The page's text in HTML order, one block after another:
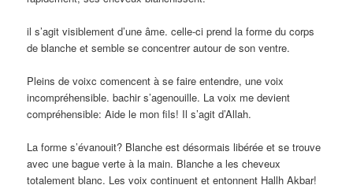
il s’agit visiblement d’une âme. celle-ci prend la forme du corps
de blanche et semble se concentrer autour de son ventre.
Pleins de voixc comencent à se faire entendre, une voix
incompréhensible. bachir s’agenouille. La voix me devient
compréhensible: Aide le mon fils! Il s’agit d’Allah.
La forme s’évanouit? Blanche est désormais libérée et se trouve
avec une bague verte à la main. Blanche a les cheveux
totalement blanc. Les voix continuent et entonnent Hallh Akbar!